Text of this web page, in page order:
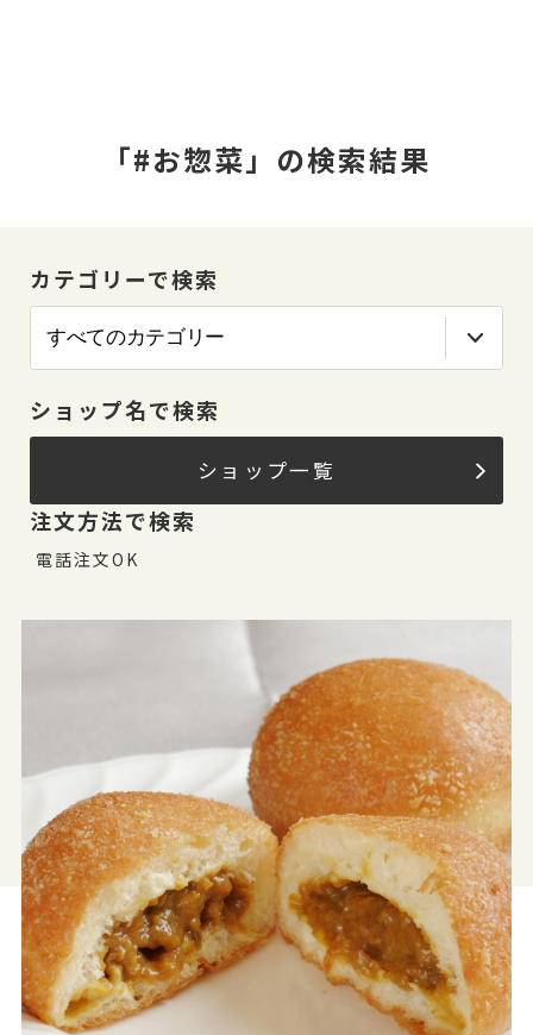
「#お惣菜」の検索結果
カテゴリーで検索
ショップ名で検索
ショップ一覧
注文方法で検索
電話注文OK